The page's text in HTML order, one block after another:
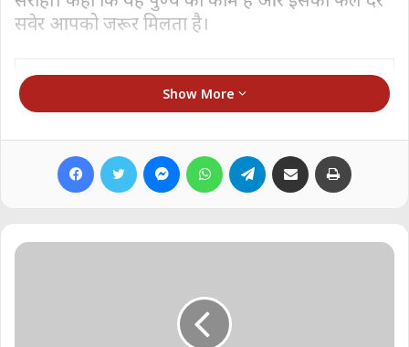
सवेर आपको जरूर मिलता है।
Share this:
Show More
Facebook Twitter MessengerWhatsAppTelegram Share via Email